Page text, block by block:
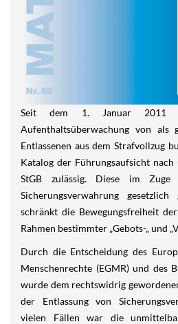
Seit dem 1. Januar 2011
Aufenthaltsüberwachung von als
Entlassenen aus dem Strafvollzug
Katalog der Führungsaufsicht
StGB zulässig. Diese im
Sicherungsverwahrung
schränkt die Bewegungsfreiheit
Rahmen bestimmter „Gebots-„ und
Durch die Entscheidung des
Menschenrechte (EGMR) und des
wurde dem rechtswidrig
der Entlassung von
vielen Fällen war die